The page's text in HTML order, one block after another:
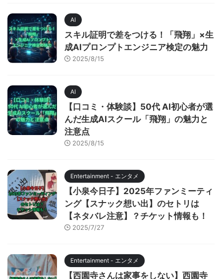
AI
スキル証明で差をつける！「飛翔」×生
成AIプロンプトエンジニア検定の魅力
2025/8/15
AI
【口コミ・体験談】50代 AI初心者が選
んだ生成AIスクール「飛翔」の魅力と
注意点
2025/8/15
Entertainment - エンタメ
【小泉今日子】2025年ファンミーティ
ング【スナック想い出】のセトリは
【ネタバレ注意】？チケット情報も！
2025/7/27
Entertainment - エンタメ
【西園寺さんは家事をしない】西園寺